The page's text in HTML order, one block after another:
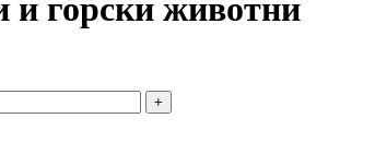
горски животни